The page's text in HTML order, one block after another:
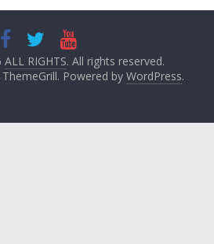
ALL RIGHTS. All rights reserved.
Powered by WordPress.